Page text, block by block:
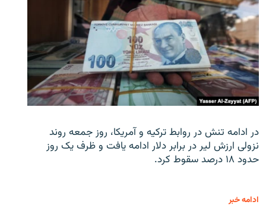
در ادامه تنش در روابط ترکیه و آمریکا، روز جمعه روند
نزولی ارزش لیر در برابر دلار ادامه یافت و ظرف یک روز
حدود ۱۸ درصد سقوط کرد.
ادامه خبر